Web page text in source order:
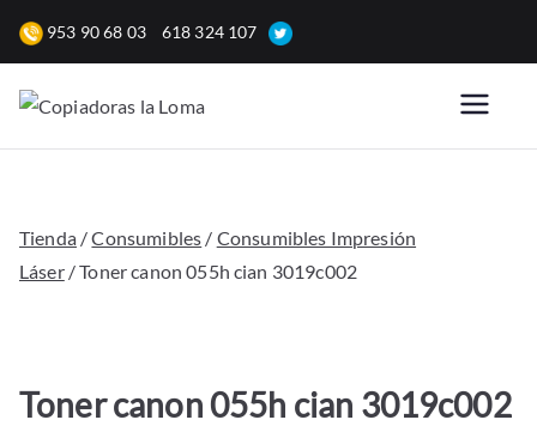
953 90 68 03 618 324 107
Copiadoras
Venta, alquiler y reparación
de fotocopiadoras y equipos
Tienda/Consumibles / Consumibles Impresión
Láser/ Toner canon 055h cian 3019c002
Toner canon 055h cian 3019c002